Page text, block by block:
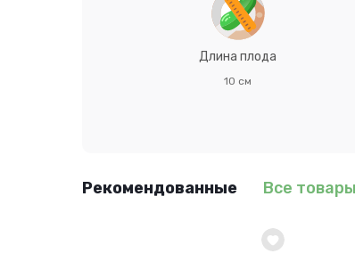
Длина плода
10 см
Рекомендованные Все товары